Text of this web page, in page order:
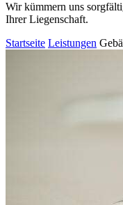
Wir kümmern uns
Ihrer Liegenschaft.
Startseite Leistungen